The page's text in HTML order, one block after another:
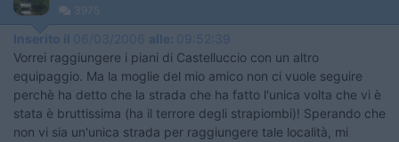
3975
Inserito il 06/03/2006 alle: 09:52:39
Vorrei raggiungere i piani di Castelluccio con un altro
equipaggio. Ma la moglie del mio amico non ci vuole seguire
perchè ha detto che la strada che ha fatto l'unica volta che vi è
stata è bruttissima (ha il terrore degli strapiombi)! Sperando che
non vi sia un'unica strada per raggiungere tale località, mi